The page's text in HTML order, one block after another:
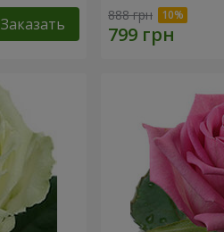
Заказать 888 грн